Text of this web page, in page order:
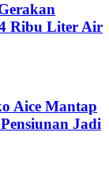
Ribu Liter Air
Aice Mantap
Jadi